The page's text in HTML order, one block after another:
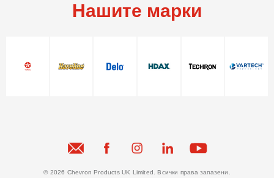
Нашите марки
© 2026 Chevron Products UK Limited. Всички права запазени.